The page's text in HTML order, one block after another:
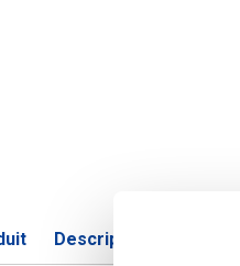
Description du produit